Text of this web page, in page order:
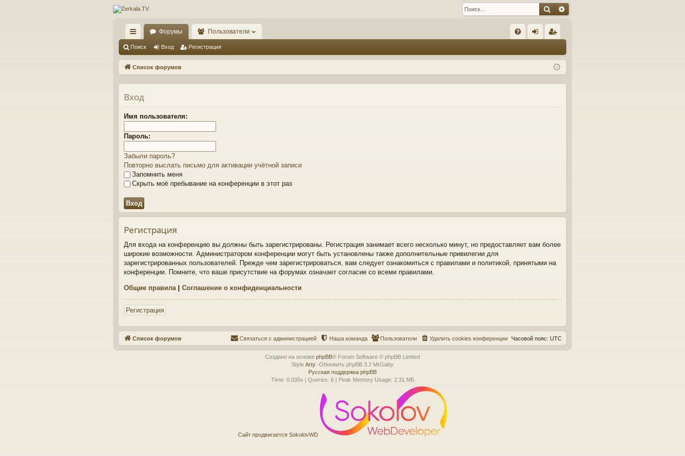
ПоискРасширенный поиск
с
ы
Форумы Пользователи
Q д ис
Поиск Вход Регистрация
Список форумов
Вход
Имя пользователя:
Пароль:
Забыли пароль?
Повторно выслать письмо для активации учётной записи
Запомнить меня
Скрыть моё пребывание на конференции в этот раз
Регистрация
Для входа на конференцию вы должны быть зарегистрированы. Регистрация занимает всего несколько минут, но предоставляет вам более
широкие возможности. Администратором конференции могут быть установлены также дополнительные привилегии для
зарегистрированных пользователей. Прежде чем зарегистрироваться, вам следует ознакомиться с правилами и политикой, принятыми на
конференции. Помните, что ваше присутствие на форумах означает согласие со всеми правилами.
Общие правила | Соглашение о конфиденциальности
Регистрация
Список форумов Часовой пояс: UTC
Удалить cookies конференции
Пользователи
Наша команда
Связаться с администрацией
Создано на основе phpBB® Forum Software © phpBB Limited
Style Arty -Обновить phpBB 3.2 MrGaby
Русская поддержка phpBB
Time: 0.035s | Queries: 6| Peak Memory Usage: 2.31 МБ
Сайт продвигается SokolovWD